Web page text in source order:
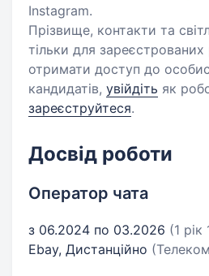
Instagram.
Прізвище, контакти та
тільки для
отримати доступ до
кандидатів, увійдіть як
зареєструйтеся.
Досвід роботи
Оператор чата
з 06.2024 по 03.2026 (1 рік
Ebay, Дистанційно